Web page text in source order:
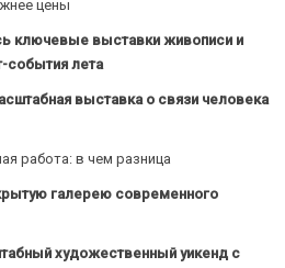
цены
ключевые выставки живописи и
события лета
выставка о связи человека
работа: в чем разница
галерею современного
художественный уикенд с